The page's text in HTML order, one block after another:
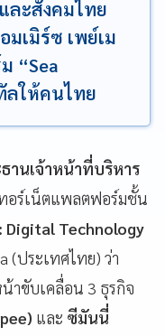
ละสังคมไทย
มเมิร์ซ เพย์เม
“Sea
ลให้คนไทย
านเจ้าหน้าที่บริหาร
อร์เน็ตแพลตฟอร์มชั้น
Digital Technology
(ประเทศไทย) ว่า
าขับเคลื่อน 3 ธุรกิจ
และ ซีมันนี่